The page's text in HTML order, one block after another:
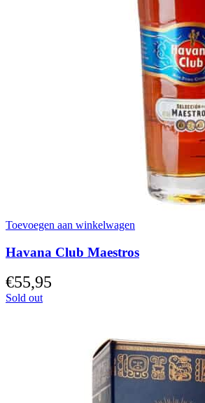
Toevoegen aan winkelwagen
Havana Club Maestros
€55,95
Sold out